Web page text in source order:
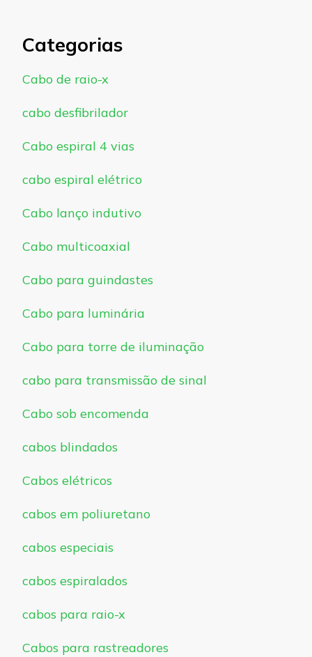
Categorias
Cabo de raio-x
cabo desfibrilador
Cabo espiral 4 vias
cabo espiral elétrico
Cabo lanço indutivo
Cabo multicoaxial
Cabo para guindastes
Cabo para luminária
Cabo para torre de iluminação
cabo para transmissão de sinal
Cabo sob encomenda
cabos blindados
Cabos elétricos
cabos em poliuretano
cabos especiais
cabos espiralados
cabos para raio-x
Cabos para rastreadores